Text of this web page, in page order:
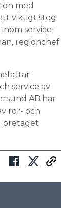
med
viktigt steg
service-
regionchef
service av
AB har
rör- och